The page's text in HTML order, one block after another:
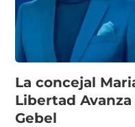
La concejal
Libertad
Gebel